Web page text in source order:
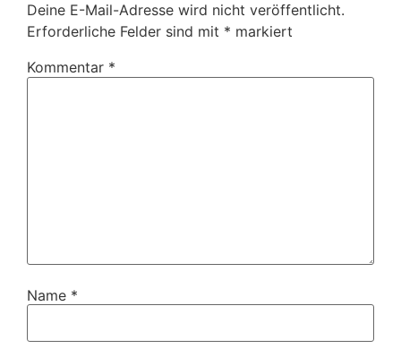
Deine E-Mail-Adresse wird nicht veröffentlicht.
Erforderliche Felder sind mit * markiert
Kommentar *
Name *